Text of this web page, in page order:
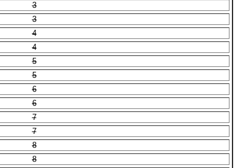
3
3
4
4
5
5
6
6
7
7
8
8